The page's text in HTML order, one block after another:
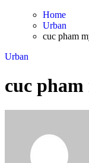
Home
Urban
cuc pham
Urban
cuc